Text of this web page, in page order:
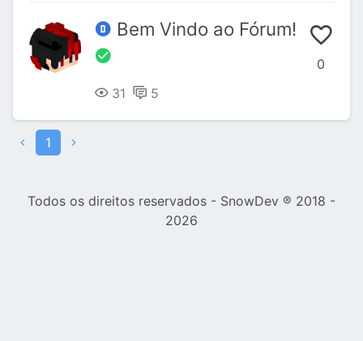
0
Bem Vindo ao Fórum!
31 5
1
Todos os direitos reservados - SnowDev ® 2018 -
2026